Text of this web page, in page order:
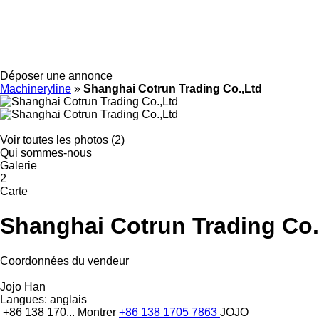
Déposer une annonce
Machineryline » Shanghai Cotrun Trading Co.,Ltd
Voir toutes les photos (2)
Qui sommes-nous
Galerie
2
Carte
Shanghai Cotrun Trading
Coordonnées du vendeur
Jojo Han
Langues: anglais
+86 138 170... Montrer +86 138 1705 7863 JOJO